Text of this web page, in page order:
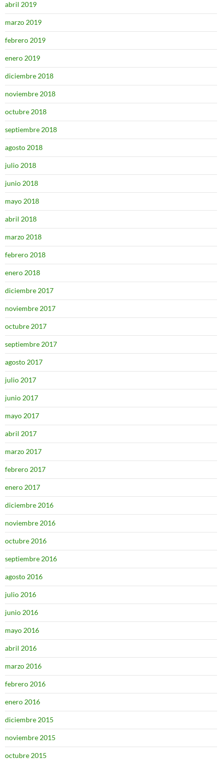
abril 2019
marzo 2019
febrero 2019
enero 2019
diciembre 2018
noviembre 2018
octubre 2018
septiembre 2018
agosto 2018
julio 2018
junio 2018
mayo 2018
abril 2018
marzo 2018
febrero 2018
enero 2018
diciembre 2017
noviembre 2017
octubre 2017
septiembre 2017
agosto 2017
julio 2017
junio 2017
mayo 2017
abril 2017
marzo 2017
febrero 2017
enero 2017
diciembre 2016
noviembre 2016
octubre 2016
septiembre 2016
agosto 2016
julio 2016
junio 2016
mayo 2016
abril 2016
marzo 2016
febrero 2016
enero 2016
diciembre 2015
noviembre 2015
octubre 2015